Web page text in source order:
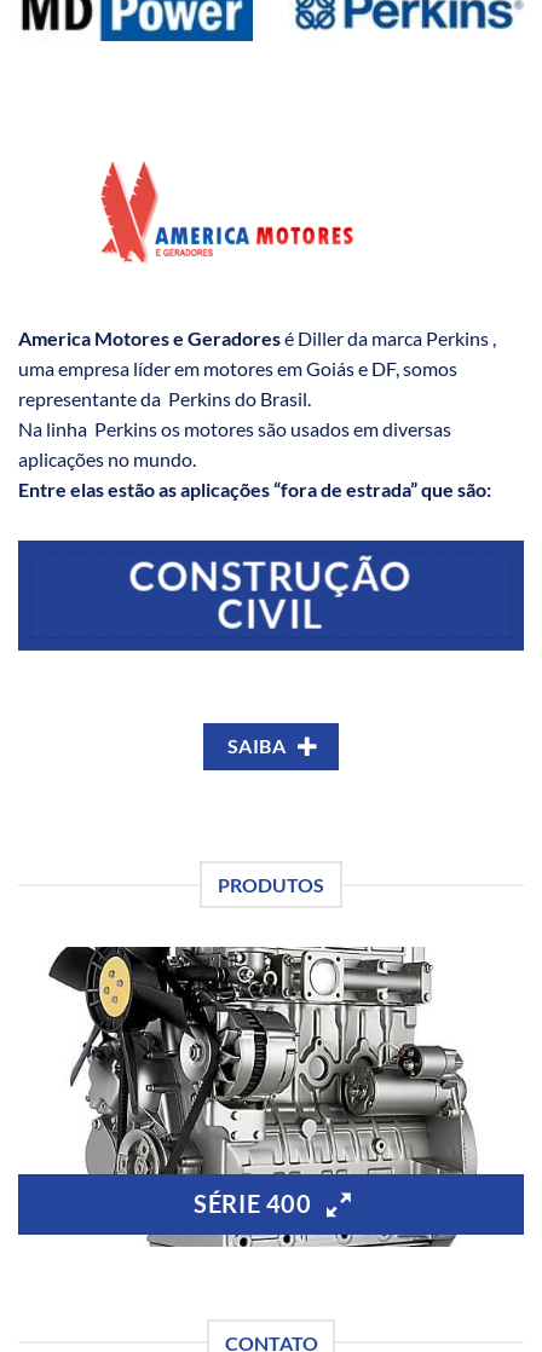
America Motores e Geradoresé Diller da marca Perkins ,
uma empresa líder em motores em Goiás e DF, somos
representante da Perkins do Brasil.
Na linha Perkins os motores são usados em diversas
aplicações no mundo.
Entre elas estão as aplicações “fora de estrada” que são:
CONSTRUÇÃO
CIVIL
SAIBA
PRODUTOS
SÉRIE 400
CONTATO